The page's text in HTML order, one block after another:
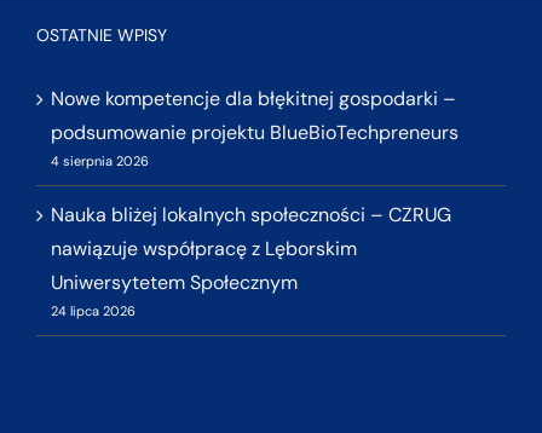
OSTATNIE WPISY
Nowe kompetencje dla błękitnej gospodarki –
podsumowanie projektu BlueBioTechpreneurs
4 sierpnia 2026
Nauka bliżej lokalnych społeczności – CZRUG
nawiązuje współpracę z Lęborskim
Uniwersytetem Społecznym
24 lipca 2026